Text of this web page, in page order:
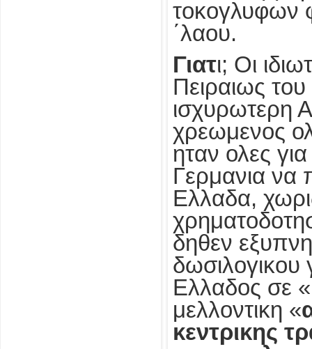
τοκογλυφων
΄λαου.
Γιατι; Οι
Πειραιως
ισχυρωτερη
χρεωμενος
ηταν ολες
Γερμανια να
Ελλαδα,
δηθεν
δωσιλογικου
Ελλαδος σε «
μελλοντικη «
κεντρικης